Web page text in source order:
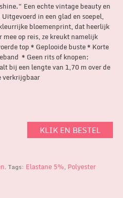
Een echte vintage beauty en
in een glad en soepel,
bloemenprint, dat heerlijk
mee op reis, ze kreukt namelijk
top * Geplooide buste * Korte
* Geen rits of knopen;
bij een lengte van 1,70 m over de
verkrijgbaar
KLIK EN BESTEL
. Tags: Elastane 5%, Polyester